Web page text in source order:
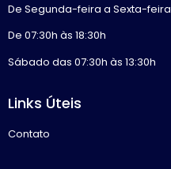
De Segunda-feira a Sexta-feira
De 07:30h às 18:30h
Sábado das 07:30h às 13:30h
Links Úteis
Contato